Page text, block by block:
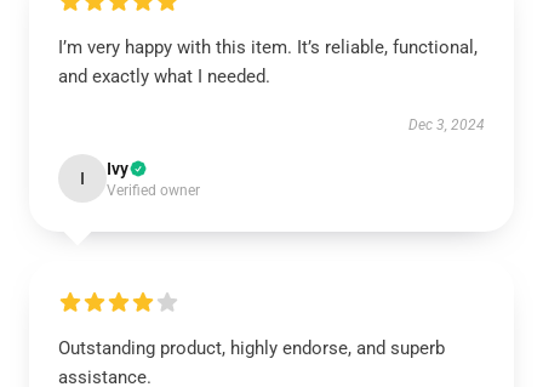
I’m very happy with this item. It’s reliable, functional,
and exactly what I needed.
Dec 3, 2024
I Ivy
Verified owner
Outstanding product, highly endorse, and superb
assistance.